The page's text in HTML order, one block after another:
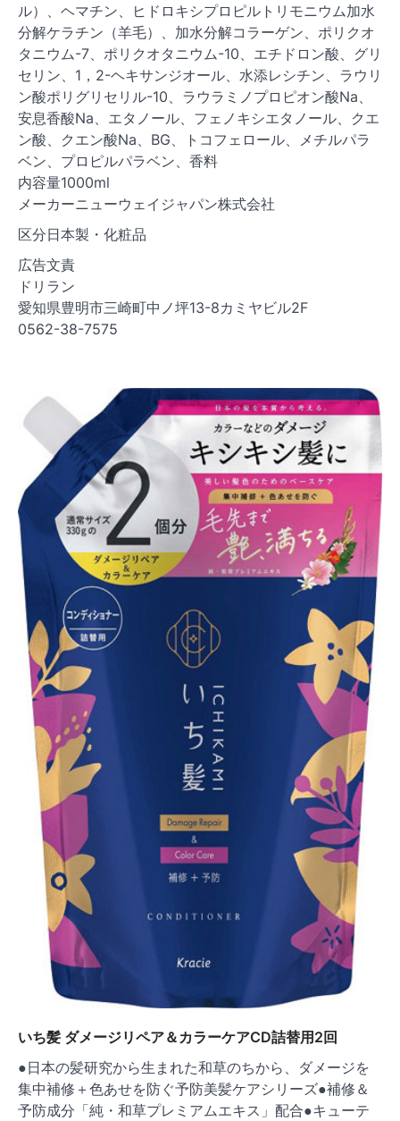
ル）、ヘマチン、ヒドロキシプロピルトリモニウム加水
分解ケラチン（羊毛）、加水分解コラーゲン、ポリクオ
タニウム-7、ポリクオタニウム-10、エチドロン酸、グリ
セリン、1，2-ヘキサンジオール、水添レシチン、ラウリ
ン酸ポリグリセリル-10、ラウラミノプロピオン酸Na、
安息香酸Na、エタノール、フェノキシエタノール、クエ
ン酸、クエン酸Na、BG、トコフェロール、メチルパラ
ベン、プロピルパラベン、香料
内容量1000ml
メーカーニューウェイジャパン株式会社
区分日本製・化粧品
広告文責
ドリラン
愛知県豊明市三崎町中ノ坪13-8カミヤビル2F
0562-38-7575
いち髪 ダメージリペア＆カラーケアCD詰替用2回
●日本の髪研究から生まれた和草のちから、ダメージを
集中補修＋色あせを防ぐ予防美髪ケアシリーズ●補修＆
予防成分「純・和草プレミアムエキス」配合●キューテ